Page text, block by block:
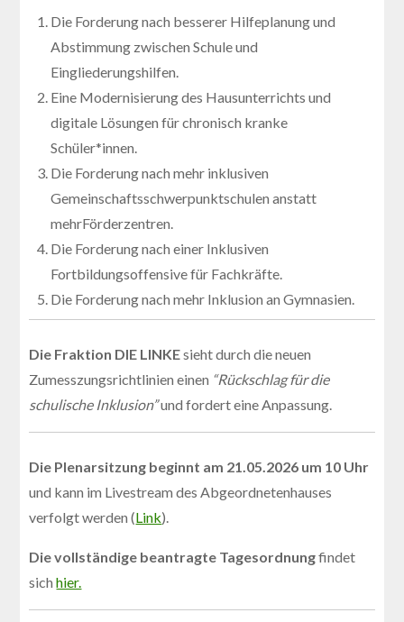
Die Forderung nach besserer Hilfeplanung und
Abstimmung zwischen Schule und
Eingliederungshilfen.
Eine Modernisierung des Hausunterrichts und
digitale Lösungen für chronisch kranke
Schüler*innen.
Die Forderung nach mehr inklusiven
Gemeinschaftsschwerpunktschulen anstatt
mehrFörderzentren.
Die Forderung nach einer Inklusiven
Fortbildungsoffensive für Fachkräfte.
Die Forderung nach mehr Inklusion an Gymnasien.
Die Fraktion DIE LINKEsieht durch die neuen
Zumesszungsrichtlinien einen “Rückschlag für die
schulische Inklusion”und fordert eine Anpassung.
Die Plenarsitzung beginnt am 21.05.2026 um 10 Uhr
und kann im Livestream des Abgeordnetenhauses
verfolgt werden (Link).
Die vollständige beantragte Tagesordnungfindet
sichhier.